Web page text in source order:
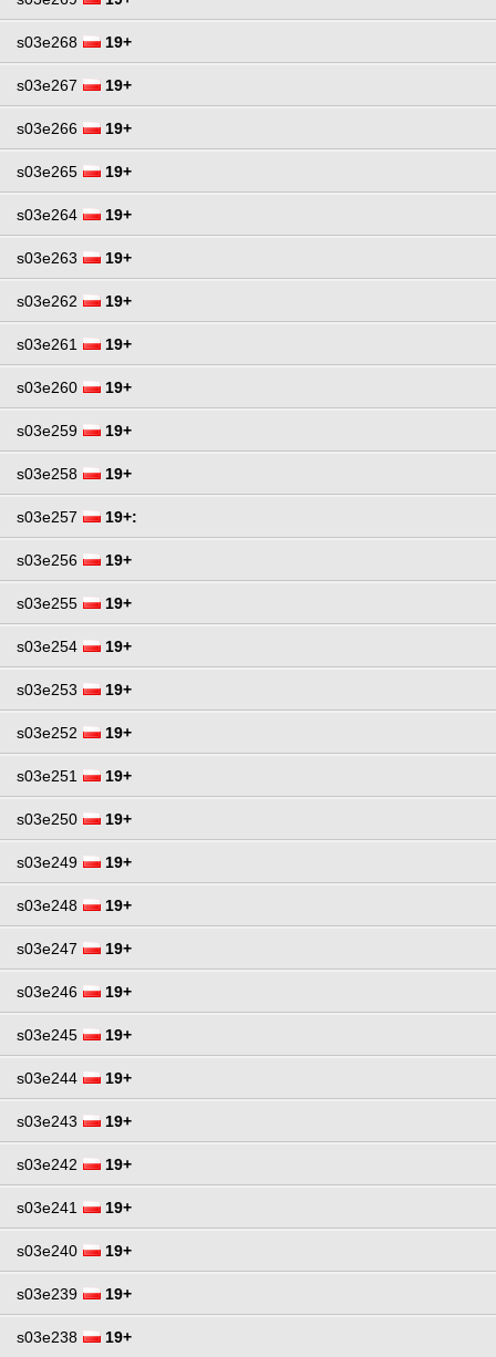
s03e268 19+
s03e267 19+
s03e266 19+
s03e265 19+
s03e264 19+
s03e263 19+
s03e262 19+
s03e261 19+
s03e260 19+
s03e259 19+
s03e258 19+
s03e257 19+:
s03e256 19+
s03e255 19+
s03e254 19+
s03e253 19+
s03e252 19+
s03e251 19+
s03e250 19+
s03e249 19+
s03e248 19+
s03e247 19+
s03e246 19+
s03e245 19+
s03e244 19+
s03e243 19+
s03e242 19+
s03e241 19+
s03e240 19+
s03e239 19+
s03e238 19+